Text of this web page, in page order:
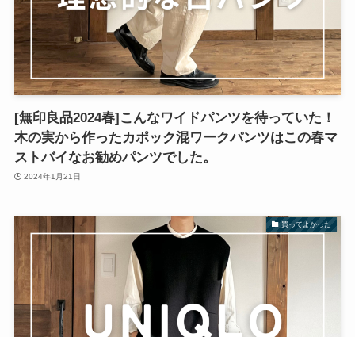
[無印良品2024春]こんなワイドパンツを待っていた！
木の実から作ったカポック混ワークパンツはこの春マ
ストバイなお勧めパンツでした。
2024年1月21日
買ってよかった